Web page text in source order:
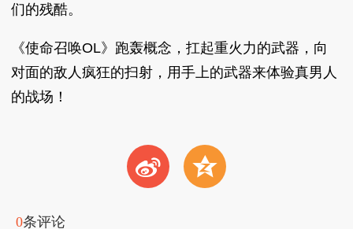
们的残酷。
《使命召唤OL》跑轰概念，扛起重火力的武器，向
对面的敌人疯狂的扫射，用手上的武器来体验真男人
的战场！
t z
0条评论